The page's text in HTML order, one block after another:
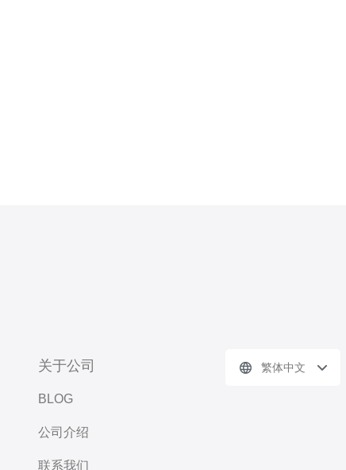
关于公司
BLOG
公司介绍
联系我们
繁体中文